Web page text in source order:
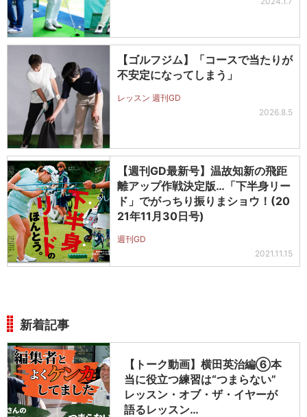
【ゴルフジム】「コースで当たりが
不安定になってしまう」
レッスン 週刊GD
2026.8.5
【週刊GD最新号】温故知新の飛距
離アップ作戦決定版…「下半身リー
ド」でがっちり振りまショウ！(20
21年11月30日号)
週刊GD
2021.11.15
新着記事
【トーク動画】横田英治編⑥本
当に役立つ練習は“つまらない”
レッスン・オブ・ザ・イヤーが
語るレッスン…